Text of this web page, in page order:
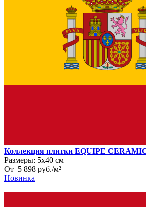
Коллекция плитки EQUIPE
Размеры: 5х40 см
От 5 898 руб./м²
Новинка